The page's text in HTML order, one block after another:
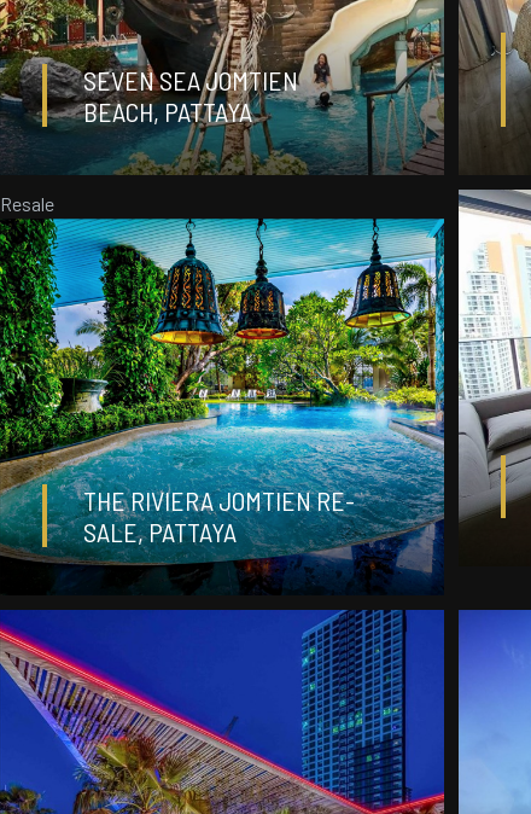
SEVEN SEA JOMTIEN
BEACH, PATTAYA
1 0
36,5
m²
Resale
THE RIVIERA JOMTIEN RE-
SALE, PATTAYA
฿ 4 000 000
студия 0
ДЕТАЛИ ฿
฿ 4 336 000 ДЕТАЛИ